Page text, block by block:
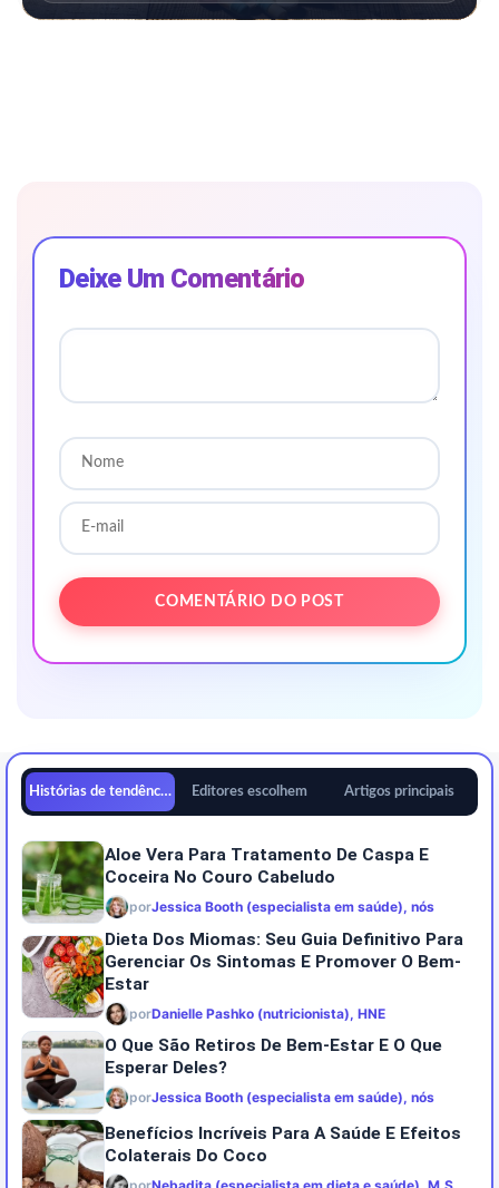
Deixe Um Comentário
Histórias de tendências Editores escolhem Artigos principais
Aloe Vera Para Tratamento De Caspa E
Coceira No Couro Cabeludo
porJessica Booth (especialista em saúde), nós
Dieta Dos Miomas: Seu Guia Definitivo Para
Gerenciar Os Sintomas E Promover O Bem-
Estar
porDanielle Pashko (nutricionista), HNE
O Que São Retiros De Bem-Estar E O Que
Esperar Deles?
porJessica Booth (especialista em saúde), nós
Benefícios Incríveis Para A Saúde E Efeitos
Colaterais Do Coco